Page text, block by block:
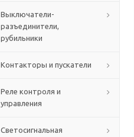
Выключатели-
разъединители,
рубильники
Контакторы и пускатели
Реле контроля и
управления
Светосигнальная